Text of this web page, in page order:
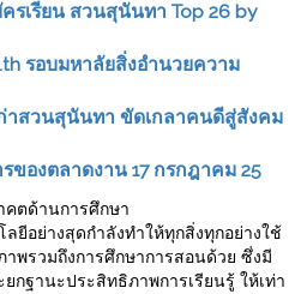
รเรียน สวนสุนันทา Top 26 by
รอบมหาลัยสิ่งอำนวยความ
าสวนสุนันทา ขัดเกลาคนดีสู่สังคม
ของตลาดงาน 17 กรกฎาคม 25
คตด้านการศึกษา
ยีอย่างสุดกำลังทำให้ทุกสิ่งทุกอย่างใช้
พรวมถึงการศึกษาการสอนด้วย ซึ่งมี
กฐานะประสิทธิภาพการเรียนรู้ ให้เท่า